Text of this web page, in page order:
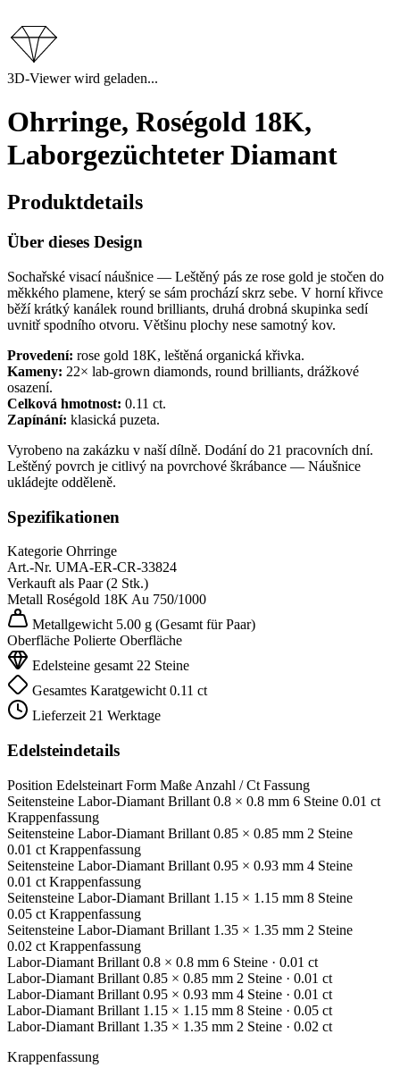
3D-Viewer wird geladen...
Ohrringe, Roségold 18K,
Laborgezüchteter Diamant
Produktdetails
Über dieses Design
Sochařské visací náušnice — Leštěný pás ze rose gold je stočen do
měkkého plamene, který se sám prochází skrz sebe. V horní křivce
běží krátký kanálek round brilliants, druhá drobná skupinka sedí
uvnitř spodního otvoru. Většinu plochy nese samotný kov.
Provedení: rose gold 18K, leštěná organická křivka.
Kameny: 22× lab-grown diamonds, round brilliants, drážkové
osazení.
Celková hmotnost: 0.11 ct.
Zapínání: klasická puzeta.
Vyrobeno na zakázku v naší dílně. Dodání do 21 pracovních dní.
Leštěný povrch je citlivý na povrchové škrábance — Náušnice
ukládejte odděleně.
Spezifikationen
Kategorie Ohrringe
Art.-Nr. UMA-ER-CR-33824
Verkauft als Paar (2 Stk.)
Metall Roségold 18KAu 750/1000
Metallgewicht 5.00 g (Gesamt für Paar)
Oberfläche Polierte Oberfläche
Edelsteine gesamt 22 Steine
Gesamtes Karatgewicht 0.11 ct
Lieferzeit 21 Werktage
Edelsteindetails
Position Edelsteinart Form Maße Anzahl / Ct Fassung
Seitensteine Labor-Diamant Brillant 0.8 × 0.8 mm 6 Steine 0.01 ct
Krappenfassung
Seitensteine Labor-Diamant Brillant 0.85 × 0.85 mm 2 Steine
0.01 ct Krappenfassung
Seitensteine Labor-Diamant Brillant 0.95 × 0.93 mm 4 Steine
0.01 ct Krappenfassung
Seitensteine Labor-Diamant Brillant 1.15 × 1.15 mm 8 Steine
0.05 ct Krappenfassung
Seitensteine Labor-Diamant Brillant 1.35 × 1.35 mm 2 Steine
0.02 ct Krappenfassung
Labor-Diamant Brillant 0.8 × 0.8 mm 6 Steine · 0.01 ct
Labor-Diamant Brillant 0.85 × 0.85 mm 2 Steine · 0.01 ct
Labor-Diamant Brillant 0.95 × 0.93 mm 4 Steine · 0.01 ct
Labor-Diamant Brillant 1.15 × 1.15 mm 8 Steine · 0.05 ct
Labor-Diamant Brillant 1.35 × 1.35 mm 2 Steine · 0.02 ct
Krappenfassung